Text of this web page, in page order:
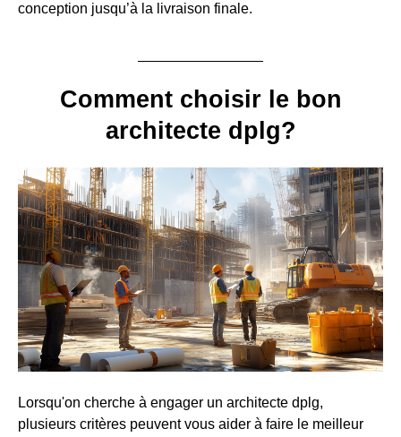
conception jusqu’à la livraison finale.
Comment choisir le bon
architecte dplg?
Lorsqu'on cherche à engager un architecte dplg,
plusieurs critères peuvent vous aider à faire le meilleur